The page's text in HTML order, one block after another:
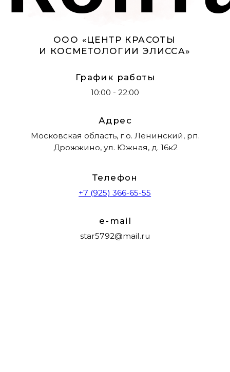
Материалы на сайте имеют ознакомительный